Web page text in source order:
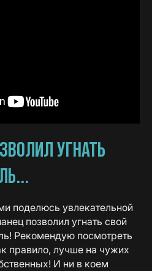
УГНАТЬ
поделюсь увлекательной
позволил угнать свой
Рекомендую посмотреть
правило, лучше на чужих
И ни в коем